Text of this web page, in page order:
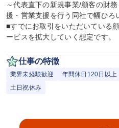
～代表直下の新規事業/顧客の財
援・営業支援を行う同社で幅ひろ
■すでにお取引をいただいている
ービスを拡大していく想定です。
仕事の特徴
業界未経験歓迎 年間休日120日以上
土日祝休み